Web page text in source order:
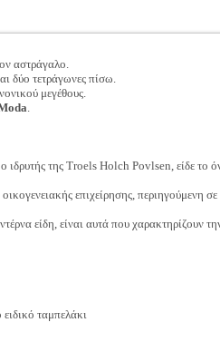
αστράγαλο.
δύο τετράγωνες πίσω.
μεγέθους.
.
ιδρυτής της Troels Holch Povlsen, είδε το
επιχείρησης,
είδη, είναι αυτά που χαρακτηρίζουν
ταμπελάκι